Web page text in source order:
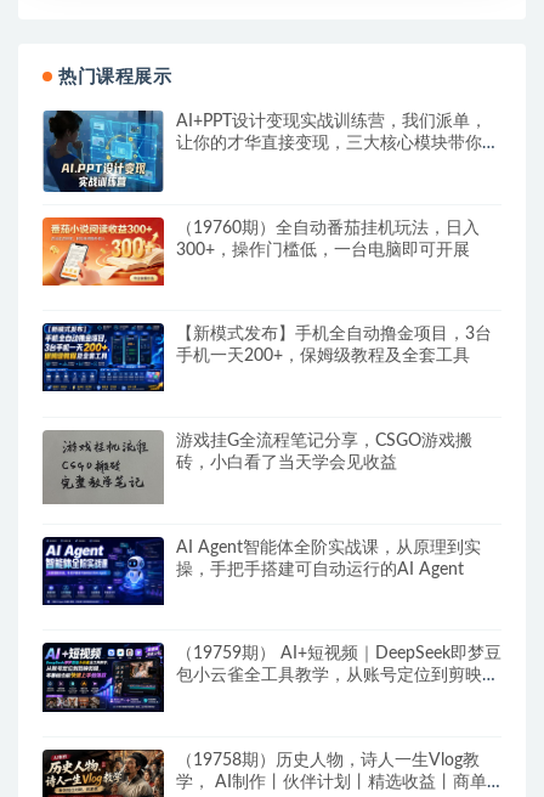
热门课程展示
AI+PPT设计变现实战训练营，我们派单，
让你的才华直接变现，三大核心模块带你构
（19760期）全自动番茄挂机玩法，日入
300+，操作门槛低，一台电脑即可开展
【新模式发布】手机全自动撸金项目，3台
手机一天200+，保姆级教程及全套工具
游戏挂G全流程笔记分享，CSGO游戏搬
砖，小白看了当天学会见收益
AI Agent智能体全阶实战课，从原理到实
操，手把手搭建可自动运行的AI Agent
（19759期） AI+短视频｜DeepSeek即梦豆
包小云雀全工具教学，从账号定位到剪映剪
（19758期）历史人物，诗人一生Vlog教
学， AI制作丨伙伴计划丨精选收益丨商单